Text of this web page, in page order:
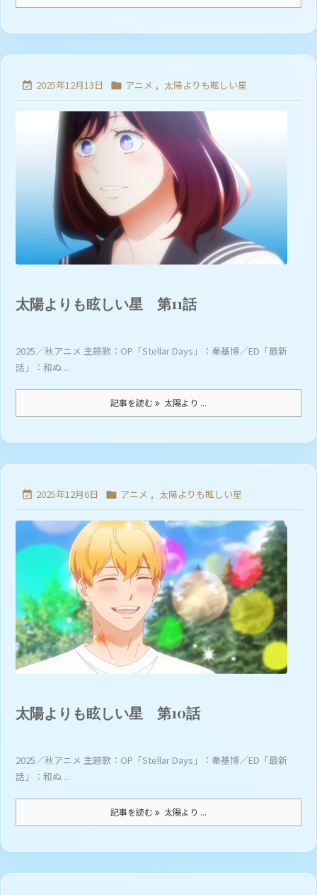
 2025年12月13日  アニメ , 太陽よりも眩しい星
太陽よりも眩しい星 第11話
2025／秋アニメ 主題歌：OP「Stellar Days」：秦基博／ED「最新
話」：和ぬ ...
記事を読む 太陽より ...
 2025年12月6日  アニメ , 太陽よりも眩しい星
太陽よりも眩しい星 第10話
2025／秋アニメ 主題歌：OP「Stellar Days」：秦基博／ED「最新
話」：和ぬ ...
記事を読む 太陽より ...